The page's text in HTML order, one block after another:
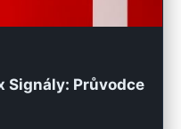
Signály: Průvodce